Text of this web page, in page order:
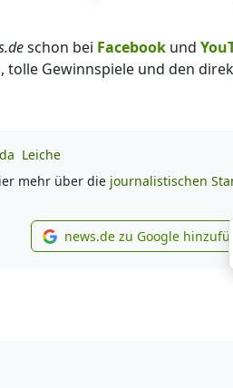
schon bei Facebook und
tolle Gewinnspiele und den
Leiche
mehr über die journalistischen
news.de zu
news.de zu Google